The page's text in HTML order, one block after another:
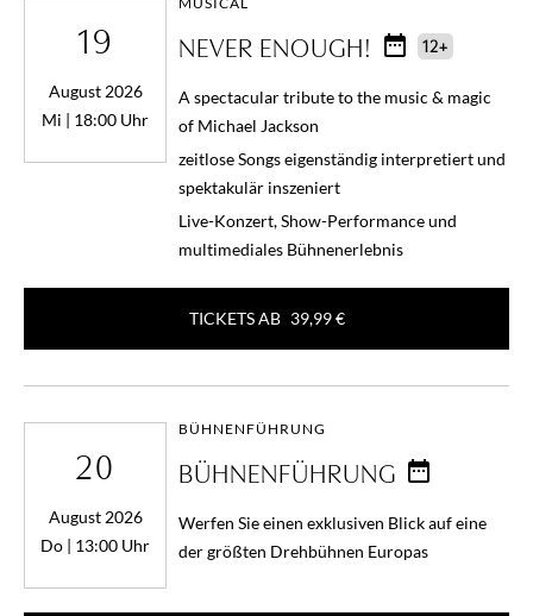
19
August 2026
Mi | 18:00 Uhr
NEVER ENOUGH! 12+
A spectacular tribute to the music & magic
of Michael Jackson
zeitlose Songs eigenständig interpretiert und
spektakulär inszeniert
Live-Konzert, Show-Performance und
multimediales Bühnenerlebnis
TICKETS AB 39,99 €
20
August 2026
Do | 13:00 Uhr
BÜHNENFÜHRUNG
BÜHNENFÜHRUNG
Werfen Sie einen exklusiven Blick auf eine
der größten Drehbühnen Europas